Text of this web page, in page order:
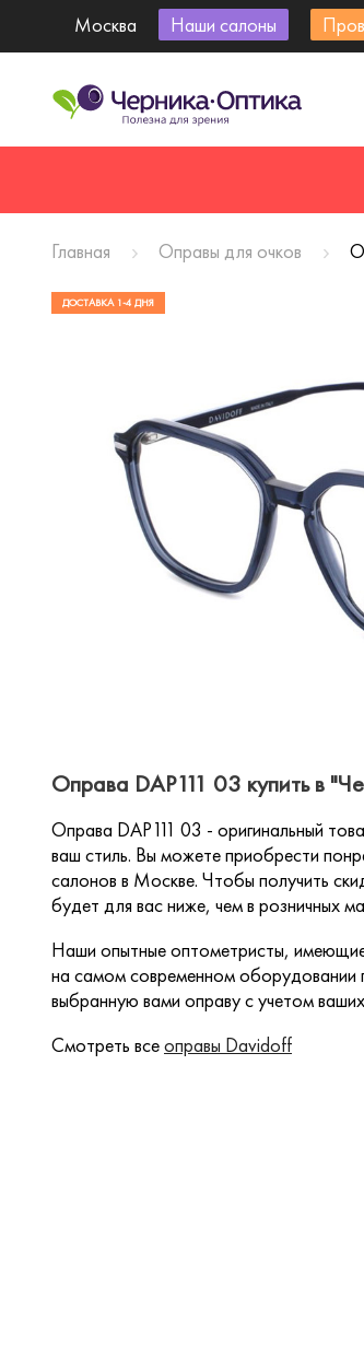
Москва Наши салоны
Главная Оправы для очков
ДОСТАВКА 1-4 ДНЯ
Оправа DAP111 03 купить в
Оправа DAP111 03 - оригинальный
ваш стиль. Вы можете приобрести
салонов в Москве. Чтобы получить
будет для вас ниже, чем в розничных
Наши опытные оптометристы,
на самом современном оборудовании
выбранную вами оправу с учетом
Смотреть всеоправы Davidoff